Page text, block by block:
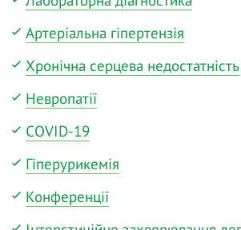
Артеріальна гіпертензія
Хронічна серцева недостатність
Невропатії
COVID-19
Гіперурикемія
Конференції